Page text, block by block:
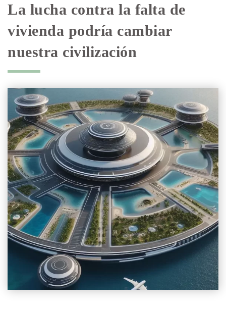
La lucha contra la falta de
vivienda podría cambiar
nuestra civilización